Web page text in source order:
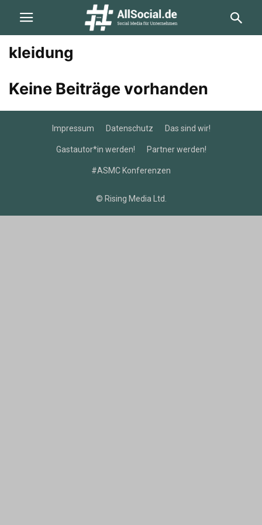
kleidung
Keine Beiträge vorhanden
Impressum Datenschutz Das sind wir!
Gastautor*in werden! Partner werden!
#ASMC Konferenzen
© Rising Media Ltd.